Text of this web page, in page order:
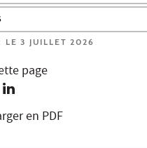
LE 3 JUILLET 2026
page
en PDF